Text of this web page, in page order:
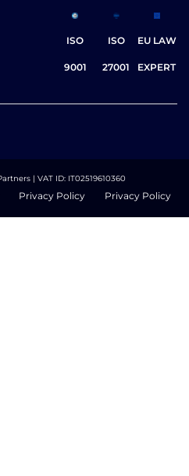
ISO
9001
ISO
27001
EU LAW
EXPERT
| VAT ID: IT02519610360
Privacy Policy Privacy Policy